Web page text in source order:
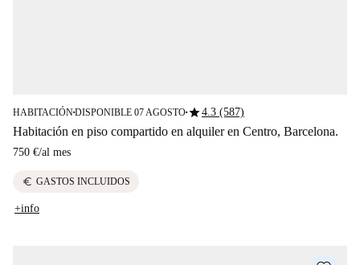
HABITACIÓN■DISPONIBLE 07 AGOSTO■star4.3 (587)
Habitación en piso compartido en alquiler en Centro, Barcelona.
750 €/al mes
euro GASTOS INCLUIDOS
+info